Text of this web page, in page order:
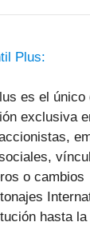
Plus:
es el único
exclusiva
o cambios
hasta la